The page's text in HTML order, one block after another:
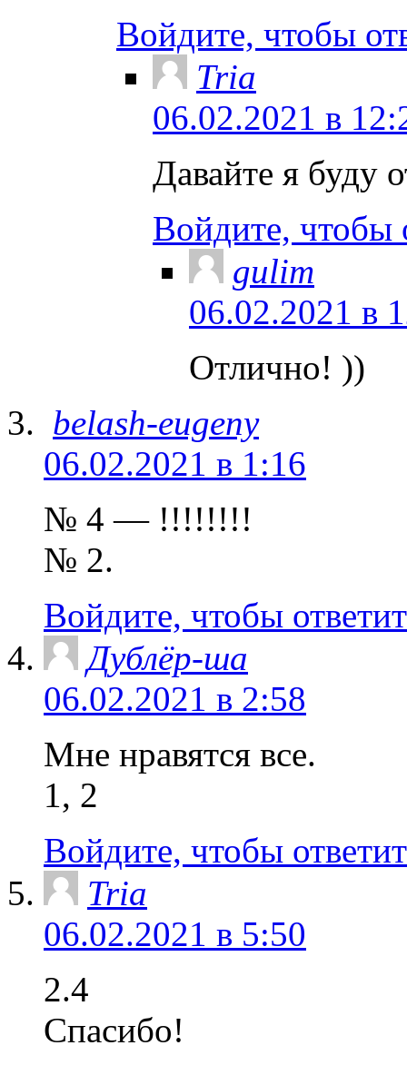
Войдите, чтобы
Tria
06.02.2021 в
Давайте я буду
Войдите, чтобы
gulim
06.02.2021 в
Отлично! ))
belash-eugeny
06.02.2021 в 1:16
№ 4 — !!!!!!!!
№ 2.
Войдите, чтобы
Дублёр-ша
06.02.2021 в 2:58
Мне нравятся все.
1, 2
Войдите, чтобы
Tria
06.02.2021 в 5:50
2.4
Спасибо!